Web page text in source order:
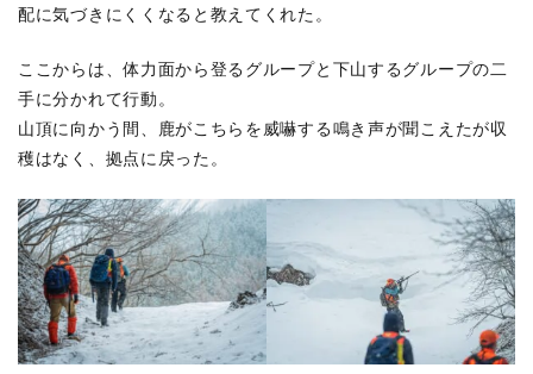
配に気づきにくくなると教えてくれた。
ここからは、体力面から登るグループと下山するグループの二
手に分かれて行動。
山頂に向かう間、鹿がこちらを威嚇する鳴き声が聞こえたが収
穫はなく、拠点に戻った。